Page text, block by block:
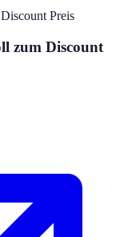
zum Discount